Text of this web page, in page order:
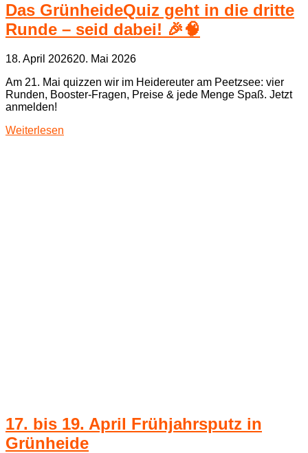
Das GrünheideQuiz geht in die dritte
Runde – seid dabei! 🎉🧠
18. April 202620. Mai 2026
Am 21. Mai quizzen wir im Heidereuter am Peetzsee: vier
Runden, Booster‑Fragen, Preise & jede Menge Spaß. Jetzt
anmelden!
Weiterlesen
17. bis 19. April Frühjahrsputz in
Grünheide